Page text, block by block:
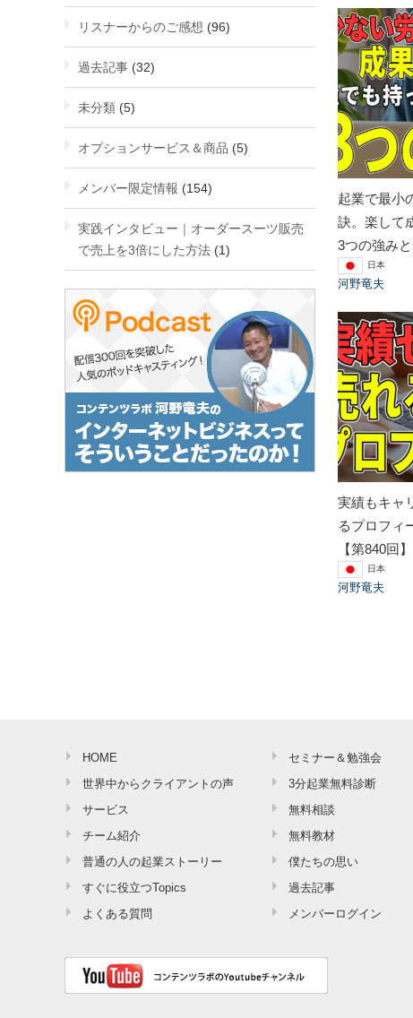
起業で最小
訣。楽して
3つの強みと
日本
河野竜夫
実績もキャ
るプロフィ
【第840回】
日本
河野竜夫
リスナーからのご感想 (96)
過去記事 (32)
未分類 (5)
オプションサービス＆商品 (5)
メンバー限定情報 (154)
実践インタビュー｜オーダースーツ販売
で売上を3倍にした方法 (1)
HOME
世界中からクライアントの声
サービス
チーム紹介
普通の人の起業ストーリー
すぐに役立つTopics
よくある質問
セミナー＆勉強会
3分起業無料診断
無料相談
無料教材
僕たちの思い
過去記事
メンバーログイン